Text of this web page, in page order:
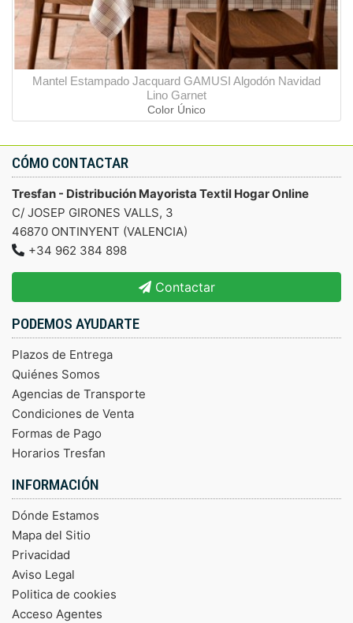
Mantel Estampado Jacquard GAMUSI Algodón Navidad
Lino Garnet
Color Único
CÓMO CONTACTAR
Tresfan - Distribución Mayorista Textil Hogar Online
C/ JOSEP GIRONES VALLS, 3
46870 ONTINYENT (VALENCIA)
+34 962 384 898
Contactar
PODEMOS AYUDARTE
Plazos de Entrega
Quiénes Somos
Agencias de Transporte
Condiciones de Venta
Formas de Pago
Horarios Tresfan
INFORMACIÓN
Dónde Estamos
Mapa del Sitio
Privacidad
Aviso Legal
Politica de cookies
Acceso Agentes